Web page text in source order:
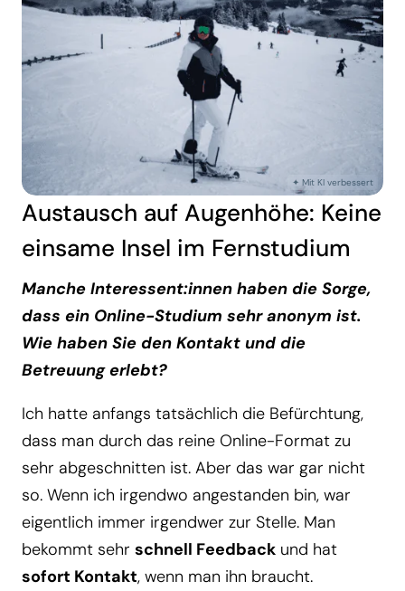
Austausch auf Augenhöhe: Keine
einsame Insel im Fernstudium
Manche Interessent:innen haben die Sorge,
dass ein Online-Studium sehr anonym ist.
Wie haben Sie den Kontakt und die
Betreuung erlebt?
Ich hatte anfangs tatsächlich die Befürchtung,
dass man durch das reine Online-Format zu
sehr abgeschnitten ist. Aber das war gar nicht
so. Wenn ich irgendwo angestanden bin, war
eigentlich immer irgendwer zur Stelle. Man
bekommt sehr schnell Feedback und hat
sofort Kontakt, wenn man ihn braucht.